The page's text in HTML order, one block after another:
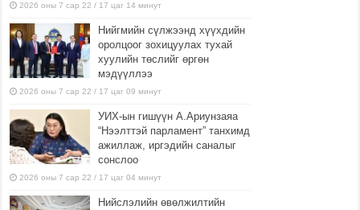
2026 оны 7 сар 22 / 17 цаг 14 минут
Нийгмийн сүлжээнд хүүхдийн
оролцоог зохицуулах тухай
хуулийн төслийг өргөн
мэдүүллээ
2026 оны 7 сар 22 / 17 цаг 09 минут
УИХ-ын гишүүн А.Ариунзаяа
“Нээлттэй парламент” танхимд
ажиллаж, иргэдийн саналыг
сонслоо
2026 оны 7 сар 22 / 17 цаг 04 минут
Нийслэлийн өвөлжилтийн